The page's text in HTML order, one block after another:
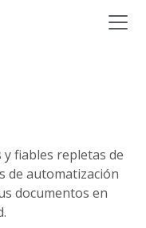
y fiables repletas de
de automatización
documentos en